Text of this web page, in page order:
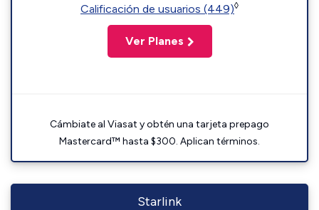
Calificación de usuarios (449)◊
Ver Planes
Cámbiate al Viasat y obtén una tarjeta prepago
Mastercard™ hasta $300. Aplican términos.
Starlink